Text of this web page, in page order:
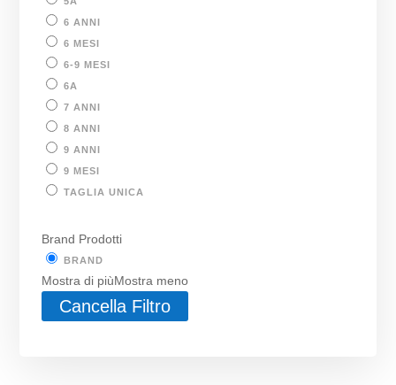
6 ANNI
6 MESI
6-9 MESI
6A
7 ANNI
8 ANNI
9 ANNI
9 MESI
TAGLIA UNICA
Brand Prodotti
BRAND
Mostra di piùMostra meno
Cancella Filtro